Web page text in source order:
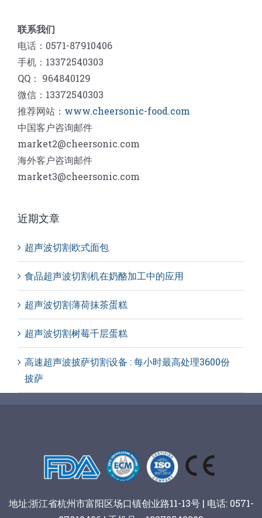
联系我们
电话：0571-87910406
手机：13372540303
QQ： 964840129
微信：13372540303
推荐网站： www.cheersonic-food.com
中国客户咨询邮件
market2@cheersonic.com
海外客户咨询邮件
market3@cheersonic.com
近期文章
超声波切割欧式面包
食品超声波切割机在奶酪加工中的应用
超声波切割薄荷抹茶蛋糕
超声波切割树莓千层蛋糕
高速超声波披萨切割设备 : 每小时最高处理3600份
披萨
地址:浙江省杭州市富阳区场口镇创业路11-13号 | 电话: 0571-